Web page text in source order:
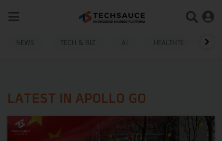
NEWS TECH & BIZ AI HEALTHTECH
LATEST IN APOLLO GO